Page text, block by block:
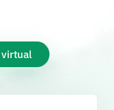
virtual